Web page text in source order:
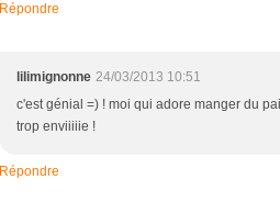
Répondre
lilimignonne 24/03/2013 10:51
c'est génial =) ! moi qui adore manger du
trop enviiiiie !
Répondre